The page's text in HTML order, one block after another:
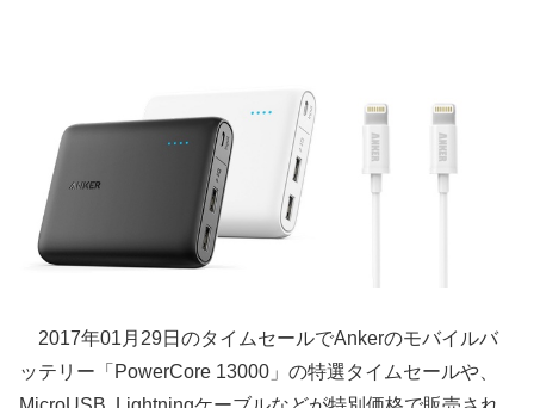
2017年01月29日のタイムセールでAnkerのモバイルバ
ッテリー「PowerCore 13000」の特選タイムセールや、